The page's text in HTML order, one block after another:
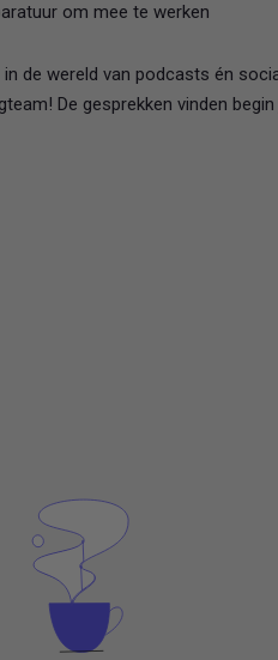
om mee te werken
in de wereld van podcasts én
De gesprekken vinden